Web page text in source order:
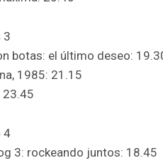
3
botas: el último deseo:
1985: 21.15
23.45
4
3: rockeando juntos: 18.45